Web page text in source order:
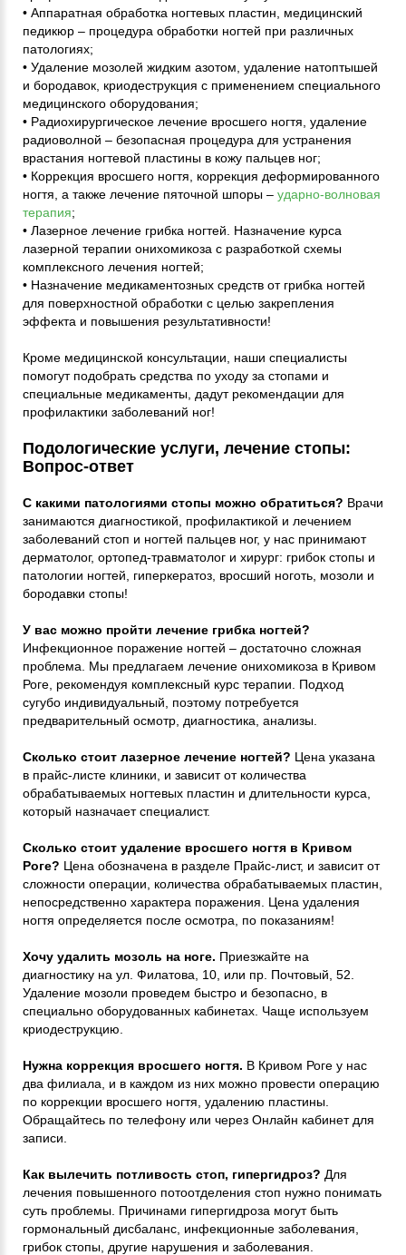
• Аппаратная обработка ногтевых пластин, медицинский
педикюр – процедура обработки ногтей при различных
патологиях;
• Удаление мозолей жидким азотом, удаление натоптышей
и бородавок, криодеструкция с применением специального
медицинского оборудования;
• Радиохирургическое лечение вросшего ногтя, удаление
радиоволной – безопасная процедура для устранения
врастания ногтевой пластины в кожу пальцев ног;
• Коррекция вросшего ногтя, коррекция деформированного
ногтя, а также лечение пяточной шпоры – ударно-волновая
терапия;
• Лазерное лечение грибка ногтей. Назначение курса
лазерной терапии онихомикоза с разработкой схемы
комплексного лечения ногтей;
• Назначение медикаментозных средств от грибка ногтей
для поверхностной обработки с целью закрепления
эффекта и повышения результативности!
Кроме медицинской консультации, наши специалисты
помогут подобрать средства по уходу за стопами и
специальные медикаменты, дадут рекомендации для
профилактики заболеваний ног!
Подологические услуги, лечение стопы:
Вопрос-ответ
С какими патологиями стопы можно обратиться? Врачи
занимаются диагностикой, профилактикой и лечением
заболеваний стоп и ногтей пальцев ног, у нас принимают
дерматолог, ортопед-травматолог и хирург: грибок стопы и
патологии ногтей, гиперкератоз, вросший ноготь, мозоли и
бородавки стопы!
У вас можно пройти лечение грибка ногтей?
Инфекционное поражение ногтей – достаточно сложная
проблема. Мы предлагаем лечение онихомикоза в Кривом
Роге, рекомендуя комплексный курс терапии. Подход
сугубо индивидуальный, поэтому потребуется
предварительный осмотр, диагностика, анализы.
Сколько стоит лазерное лечение ногтей? Цена указана
в прайс-листе клиники, и зависит от количества
обрабатываемых ногтевых пластин и длительности курса,
который назначает специалист.
Сколько стоит удаление вросшего ногтя в Кривом
Роге? Цена обозначена в разделе Прайс-лист, и зависит от
сложности операции, количества обрабатываемых пластин,
непосредственно характера поражения. Цена удаления
ногтя определяется после осмотра, по показаниям!
Хочу удалить мозоль на ноге. Приезжайте на
диагностику на ул. Филатова, 10, или пр. Почтовый, 52.
Удаление мозоли проведем быстро и безопасно, в
специально оборудованных кабинетах. Чаще используем
криодеструкцию.
Нужна коррекция вросшего ногтя. В Кривом Роге у нас
два филиала, и в каждом из них можно провести операцию
по коррекции вросшего ногтя, удалению пластины.
Обращайтесь по телефону или через Онлайн кабинет для
записи.
Как вылечить потливость стоп, гипергидроз? Для
лечения повышенного потоотделения стоп нужно понимать
суть проблемы. Причинами гипергидроза могут быть
гормональный дисбаланс, инфекционные заболевания,
грибок стопы, другие нарушения и заболевания.